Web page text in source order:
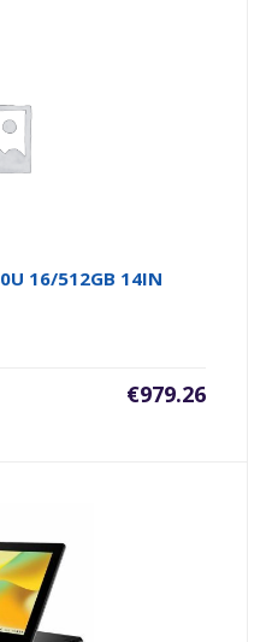
16/512GB 14IN
€979.26